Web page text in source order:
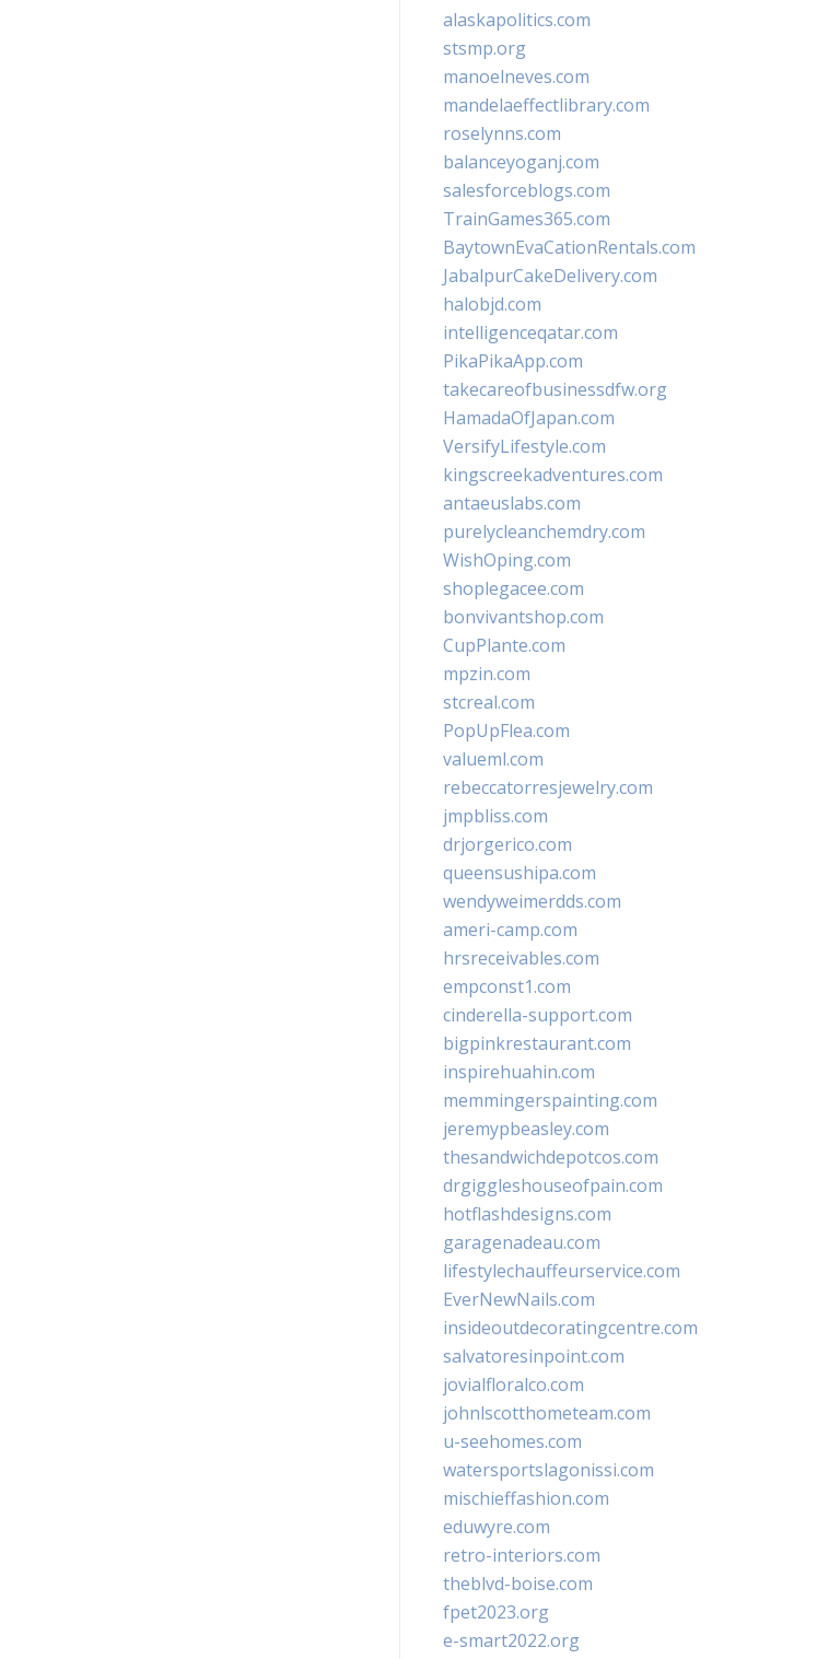
alaskapolitics.com
stsmp.org
manoelneves.com
mandelaeffectlibrary.com
roselynns.com
balanceyoganj.com
salesforceblogs.com
TrainGames365.com
BaytownEvaCationRentals.com
JabalpurCakeDelivery.com
halobjd.com
intelligenceqatar.com
PikaPikaApp.com
takecareofbusinessdfw.org
HamadaOfJapan.com
VersifyLifestyle.com
kingscreekadventures.com
antaeuslabs.com
purelycleanchemdry.com
WishOping.com
shoplegacee.com
bonvivantshop.com
CupPlante.com
mpzin.com
stcreal.com
PopUpFlea.com
valueml.com
rebeccatorresjewelry.com
jmpbliss.com
drjorgerico.com
queensushipa.com
wendyweimerdds.com
ameri-camp.com
hrsreceivables.com
empconst1.com
cinderella-support.com
bigpinkrestaurant.com
inspirehuahin.com
memmingerspainting.com
jeremypbeasley.com
thesandwichdepotcos.com
drgiggleshouseofpain.com
hotflashdesigns.com
garagenadeau.com
lifestylechauffeurservice.com
EverNewNails.com
insideoutdecoratingcentre.com
salvatoresinpoint.com
jovialfloralco.com
johnlscotthometeam.com
u-seehomes.com
watersportslagonissi.com
mischieffashion.com
eduwyre.com
retro-interiors.com
theblvd-boise.com
fpet2023.org
e-smart2022.org